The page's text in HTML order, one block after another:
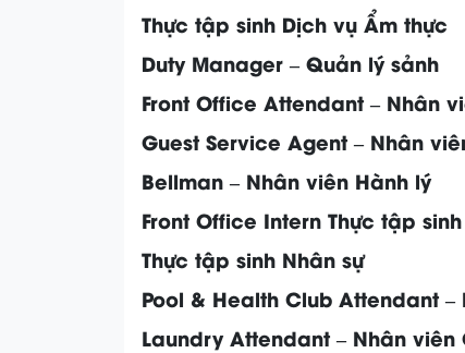
Thực tập sinh Dịch vụ Ẩm thực
Duty Manager – Quản lý sảnh
Front Office Attendant – Nhân
Guest Service Agent – Nhân
Bellman – Nhân viên Hành lý
Front Office Intern Thực tập
Thực tập sinh Nhân sự
Pool & Health Club Attendant
Laundry Attendant – Nhân viên